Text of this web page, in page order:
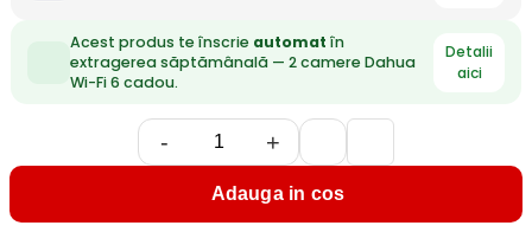
Acest produs te înscrie automat în
extragerea săptămânală — 2 camere Dahua
Wi-Fi 6 cadou.
Detalii
aici
- +
Adauga in cos